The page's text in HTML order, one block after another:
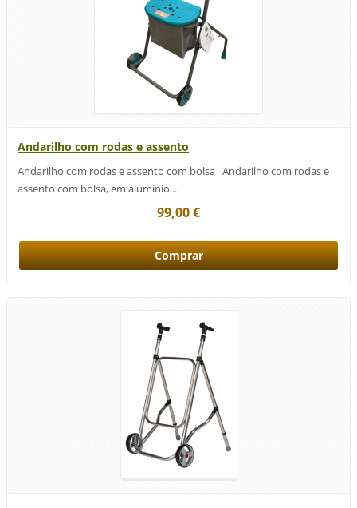
Andarilho com rodas e assento
Andarilho com rodas e assento com bolsa Andarilho com rodas e
assento com bolsa, em alumínio...
99,00 €